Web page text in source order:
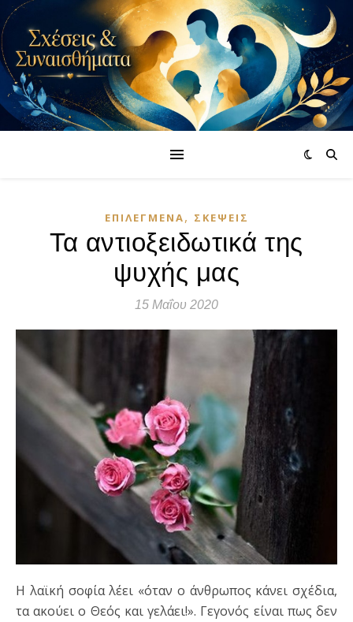
ΕΠΙΛΕΓΜΈΝΑ, ΣΚΈΨΕΙΣ
Τα αντιοξειδωτικά της
ψυχής μας
15 Μαΐου 2020
Η λαϊκή σοφία λέει «όταν ο άνθρωπος κάνει σχέδια,
τα ακούει ο Θεός και γελάει!». Γεγονός είναι πως δεν